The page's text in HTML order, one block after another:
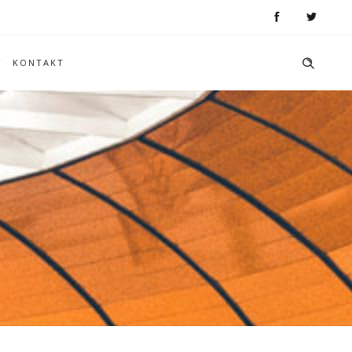
KONTAKT